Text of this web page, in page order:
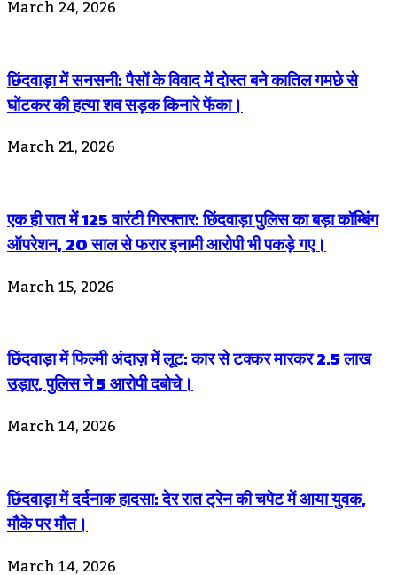
March 24, 2026
छिंदवाड़ा में सनसनी: पैसों के विवाद में दोस्त बने कातिल गमछे से
घोंटकर की हत्या शव सड़क किनारे फेंका।
March 21, 2026
एक ही रात में 125 वारंटी गिरफ्तार: छिंदवाड़ा पुलिस का बड़ा कॉम्बिंग
ऑपरेशन, 20 साल से फरार इनामी आरोपी भी पकड़े गए।
March 15, 2026
छिंदवाड़ा में फिल्मी अंदाज़ में लूट: कार से टक्कर मारकर 2.5 लाख
उड़ाए, पुलिस ने 5 आरोपी दबोचे।
March 14, 2026
छिंदवाड़ा में दर्दनाक हादसा: देर रात ट्रेन की चपेट में आया युवक,
मौके पर मौत।
March 14, 2026